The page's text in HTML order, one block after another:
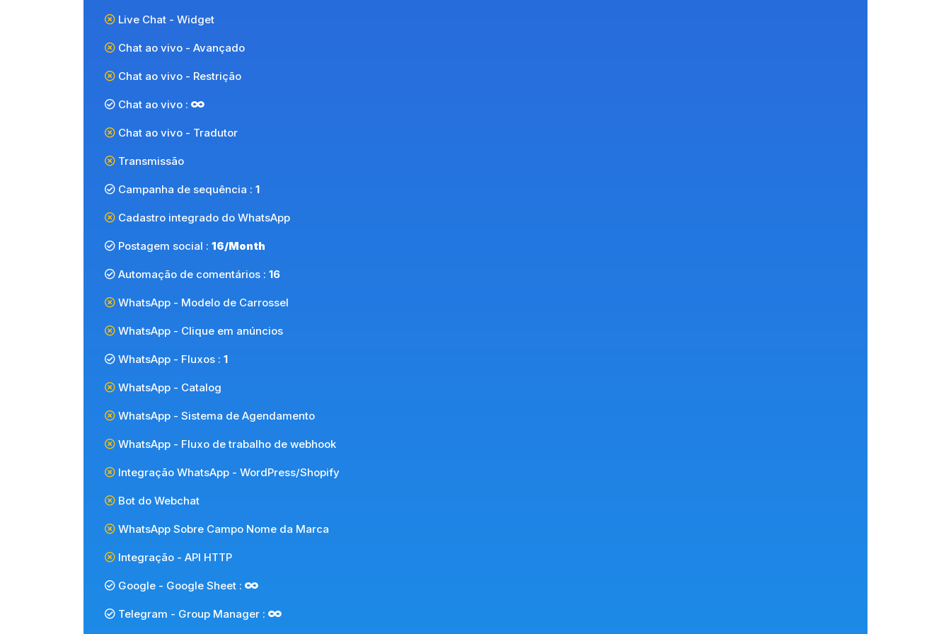
Live Chat - Widget
Chat ao vivo - Avançado
Chat ao vivo - Restrição
Chat ao vivo :
Chat ao vivo - Tradutor
Transmissão
Campanha de sequência : 1
Cadastro integrado do WhatsApp
Postagem social : 16/Month
Automação de comentários : 16
WhatsApp - Modelo de Carrossel
WhatsApp - Clique em anúncios
WhatsApp - Fluxos : 1
WhatsApp - Catalog
WhatsApp - Sistema de Agendamento
WhatsApp - Fluxo de trabalho de webhook
Integração WhatsApp - WordPress/Shopify
Bot do Webchat
WhatsApp Sobre Campo Nome da Marca
Integração - API HTTP
Google - Google Sheet :
Telegram - Group Manager :